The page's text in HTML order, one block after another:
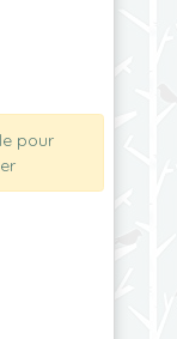
pour